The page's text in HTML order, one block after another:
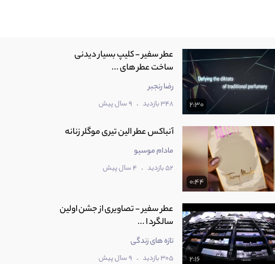
2:30
عطر سفیر - کلیپ بسیار دیدنی
ساخت عطر های ...
رضا رنجبر
348 بازدید . 9 سال پیش
0:44
آنباکس عطر الین تیری موگلر زنانه
مادام موسیو
52 بازدید . 4 سال پیش
2:16
عطر سفیر - تصاویری از جشن اولین
سالگرد ا ...
تازه های زندگی
305 بازدید . 9 سال پیش